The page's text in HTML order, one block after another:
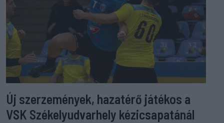
Új szerzemények, hazatérő játékos a
VSK Székelyudvarhely kézicsapatánál